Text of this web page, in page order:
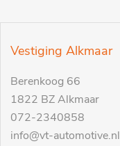
Vestiging Alkmaar
Berenkoog 66
1822 BZ Alkmaar
072-2340858
info@vt-automotive.nl